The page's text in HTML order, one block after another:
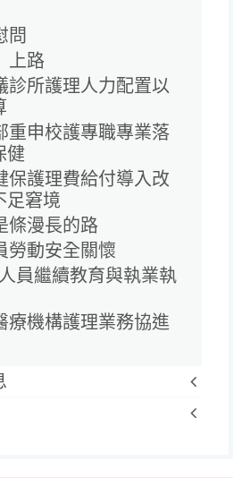
問
上路
診所護理人力配置以
重申校護專職專業落
健
保護理費給付導入改
足窘境
條漫長的路
勞動安全關懷
員繼續教育與執業執
療機構護理業務協進